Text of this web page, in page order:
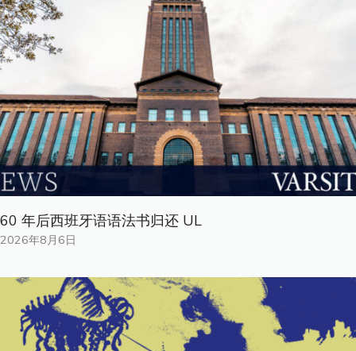
60 年后西班牙语语法书归还 UL
2026年8月6日